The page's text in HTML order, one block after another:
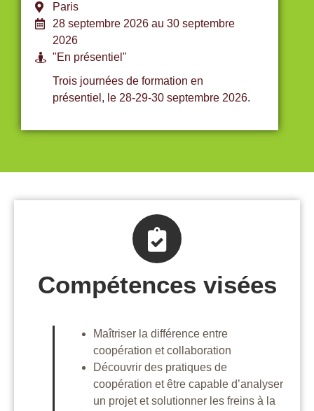
Paris
28 septembre 2026 au 30 septembre
2026
"En présentiel"
Trois journées de formation en
présentiel, le 28-29-30 septembre 2026.
Compétences visées
Maîtriser la différence entre
coopération et collaboration
Découvrir des pratiques de
coopération et être capable d’analyser
un projet et solutionner les freins à la